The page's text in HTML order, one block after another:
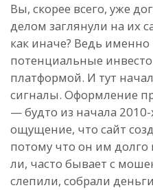
Вы, скорее всего, уже
делом заглянули на их
как иначе? Ведь именно
потенциальные
платформой. И тут
сигналы. Оформление
— будто из начала
ощущение, что сайт
потому что он им долго
ли, часто бывает с
слепили, собрали